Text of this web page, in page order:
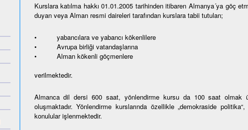
Kurslara katılma hakkı 01.01.2005 tarihinden itibaren Almanya´ya göç
duyan veya Alman resmi daireleri tarafından kurslara tabii tutulan;
• yabancılara ve yabancı kökenlilere
• Avrupa birliği vatandaşlarına
• Alman kökenli göçmenlere
verilmektedir.
Almanca dil dersi 600 saat, yönlendirme kursu da 100 saat olmak
oluşmaktadır. Yönlendirme kurslarında özellikle „demokraside
konulular işlenmektedir.